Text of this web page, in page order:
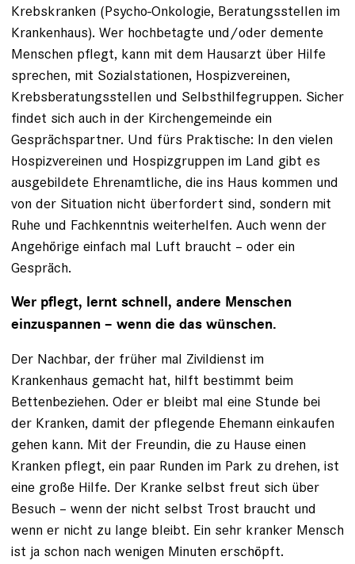
Krebskranken (Psycho-Onkologie, Beratungsstellen im
Krankenhaus). Wer hochbetagte und/oder demente
Menschen pflegt, kann mit dem Hausarzt über Hilfe
sprechen, mit Sozialstationen, Hospizvereinen,
Krebsberatungsstellen und Selbsthilfegruppen. Sicher
findet sich auch in der Kirchengemeinde ein
Gesprächspartner. Und fürs Praktische: In den vielen
Hospizvereinen und Hospizgruppen im Land gibt es
ausgebildete Ehrenamtliche, die ins Haus kommen und
von der Situation nicht überfordert sind, sondern mit
Ruhe und Fachkenntnis weiterhelfen. Auch wenn der
Angehörige einfach mal Luft braucht – oder ein
Gespräch.
Wer pflegt, lernt schnell, andere Menschen
einzuspannen – wenn die das wünschen.
Der Nachbar, der früher mal Zivildienst im
Krankenhaus gemacht hat, hilft bestimmt beim
Bettenbeziehen. Oder er bleibt mal eine Stunde bei
der Kranken, damit der pflegende Ehemann einkaufen
gehen kann. Mit der Freundin, die zu Hause einen
Kranken pflegt, ein paar Runden im Park zu drehen, ist
eine große Hilfe. Der Kranke selbst freut sich über
Besuch – wenn der nicht selbst Trost braucht und
wenn er nicht zu lange bleibt. Ein sehr kranker Mensch
ist ja schon nach wenigen Minuten erschöpft.